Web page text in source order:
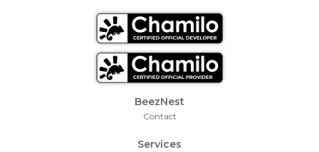
Footer Menu
BeezNest
Contact
Services